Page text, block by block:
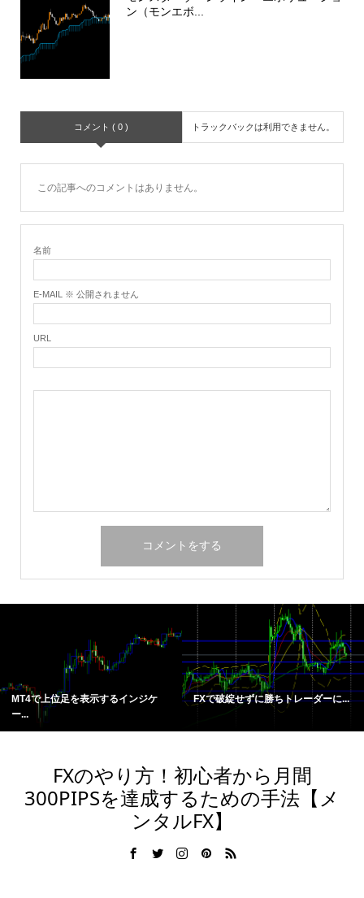
ン（モンエボ...
コメント ( 0 ) トラックバックは利用できません。
この記事へのコメントはありません。
名前
E-MAIL ※ 公開されません
URL
MT4で上位足を表示するインジケ
ー...
FXで破綻せずに勝ちトレーダーに...
FXのやり方！初心者から月間
300PIPSを達成するための手法【メ
ンタルFX】